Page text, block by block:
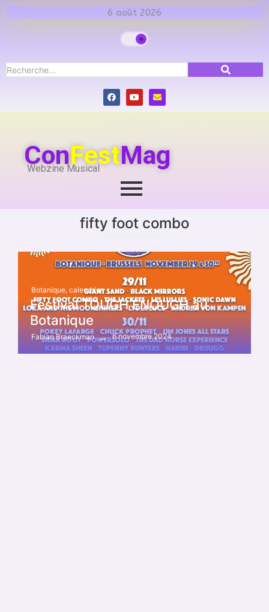
6 août 2026
ConFestMag
Webzine Musical
fifty foot combo
Botanique, calendrier
Festival TOUGH ENOUGH au
Botanique
Fabian Braeckman 6 novembre 2024